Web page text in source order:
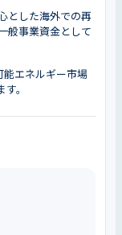
とした海外での再
般事業資金として
能エネルギー市場
。